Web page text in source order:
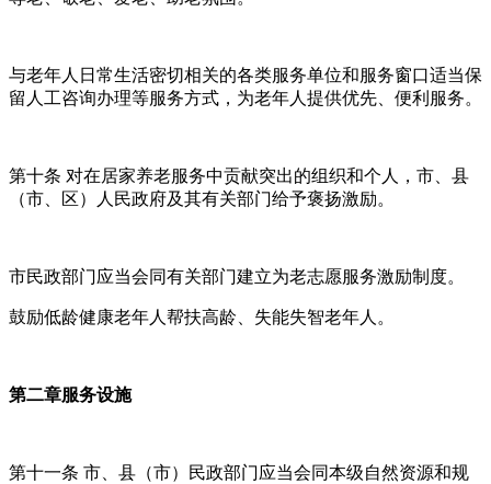
与老年人日常生活密切相关的各类服务单位和服务窗口适当保
留人工咨询办理等服务方式，为老年人提供优先、便利服务。
第十条 对在居家养老服务中贡献突出的组织和个人，市、县
（市、区）人民政府及其有关部门给予褒扬激励。
市民政部门应当会同有关部门建立为老志愿服务激励制度。
鼓励低龄健康老年人帮扶高龄、失能失智老年人。
第二章服务设施
第十一条 市、县（市）民政部门应当会同本级自然资源和规